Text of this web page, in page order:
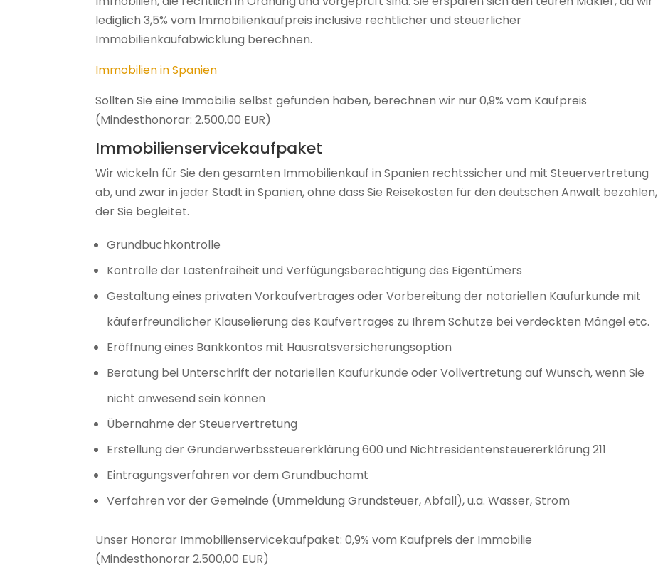
lediglich 3,5% vom Immobilienkaufpreis inclusive rechtlicher und steuerlicher
Immobilienkaufabwicklung berechnen.
Immobilien in Spanien
Sollten Sie eine Immobilie selbst gefunden haben, berechnen wir nur 0,9% vom Kaufpreis
(Mindesthonorar: 2.500,00 EUR)
Immobilienservicekaufpaket
Wir wickeln für Sie den gesamten Immobilienkauf in Spanien rechtssicher und mit Steuervertretung
ab, und zwar in jeder Stadt in Spanien, ohne dass Sie Reisekosten für den deutschen Anwalt bezahlen,
der Sie begleitet.
Grundbuchkontrolle
Kontrolle der Lastenfreiheit und Verfügungsberechtigung des Eigentümers
Gestaltung eines privaten Vorkaufvertrages oder Vorbereitung der notariellen Kaufurkunde mit
käuferfreundlicher Klauselierung des Kaufvertrages zu Ihrem Schutze bei verdeckten Mängel etc.
Eröffnung eines Bankkontos mit Hausratsversicherungsoption
Beratung bei Unterschrift der notariellen Kaufurkunde oder Vollvertretung auf Wunsch, wenn Sie
nicht anwesend sein können
Übernahme der Steuervertretung
Erstellung der Grunderwerbssteuererklärung 600 und Nichtresidentensteuererklärung 211
Eintragungsverfahren vor dem Grundbuchamt
Verfahren vor der Gemeinde (Ummeldung Grundsteuer, Abfall), u.a. Wasser, Strom
Unser Honorar Immobilienservicekaufpaket: 0,9% vom Kaufpreis der Immobilie
(Mindesthonorar 2.500,00 EUR)